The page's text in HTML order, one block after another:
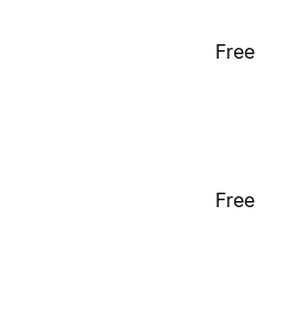
Free
Free